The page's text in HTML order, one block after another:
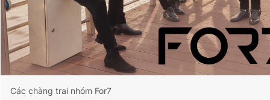
Các chàng trai nhóm For7